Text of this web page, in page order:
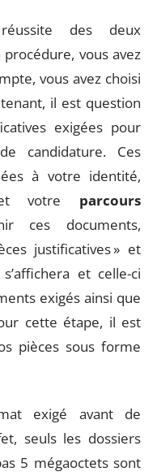
des deux
vous avez
vous avez choisi
il est question
exigées pour
candidature. Ces
à votre identité,
votre parcours
ces documents,
justificatives » et
et celle-ci
exigés ainsi que
cette étape, il est
pièces sous forme
exigé avant de
seuls les dossiers
5 mégaoctets sont